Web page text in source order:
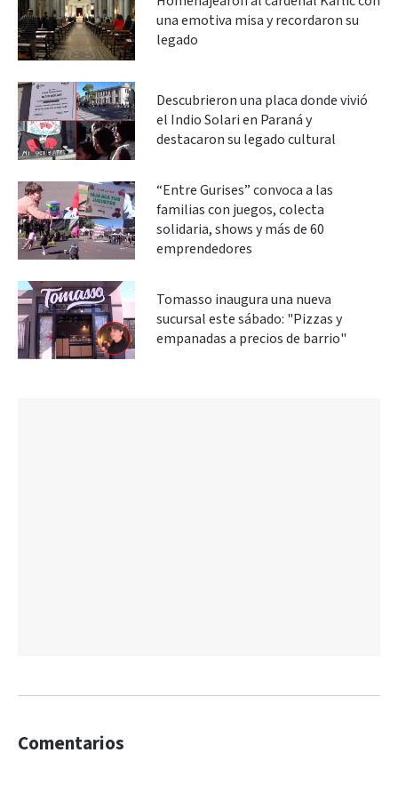
una emotiva misa y recordaron su
legado
Descubrieron una placa donde vivió
el Indio Solari en Paraná y
destacaron su legado cultural
“Entre Gurises” convoca a las
familias con juegos, colecta
solidaria, shows y más de 60
emprendedores
Tomasso inaugura una nueva
sucursal este sábado: "Pizzas y
empanadas a precios de barrio"
Comentarios